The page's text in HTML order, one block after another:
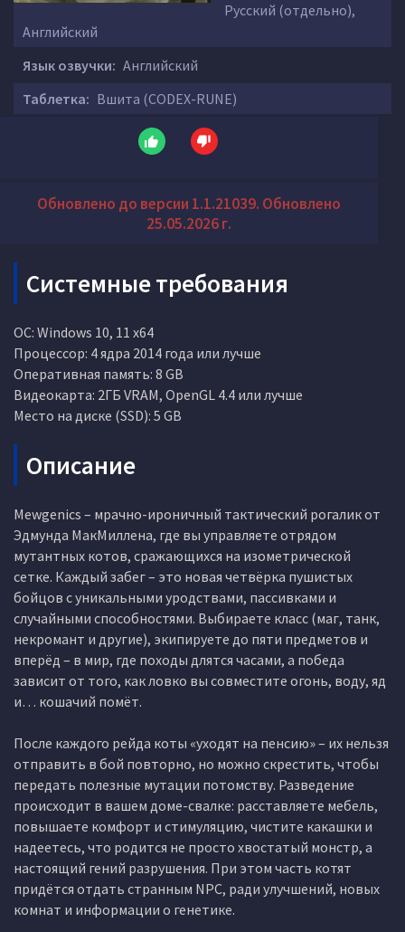
Русский (отдельно),
Английский
Язык озвучки: Английский
Таблетка: Вшита (CODEX-RUNE)
Обновлено до версии 1.1.21039. Обновлено
25.05.2026 г.
Системные требования
ОС: Windows 10, 11 x64
Процессор: 4 ядра 2014 года или лучше
Оперативная память: 8 GB
Видеокарта: 2ГБ VRAM, OpenGL 4.4 или лучше
Место на диске (SSD): 5 GB
Описание
Mewgenics – мрачно-ироничный тактический рогалик от
Эдмунда МакМиллена, где вы управляете отрядом
мутантных котов, сражающихся на изометрической
сетке. Каждый забег – это новая четвёрка пушистых
бойцов с уникальными уродствами, пассивками и
случайными способностями. Выбираете класс (маг, танк,
некромант и другие), экипируете до пяти предметов и
вперёд – в мир, где походы длятся часами, а победа
зависит от того, как ловко вы совместите огонь, воду, яд
и… кошачий помёт.
После каждого рейда коты «уходят на пенсию» – их нельзя
отправить в бой повторно, но можно скрестить, чтобы
передать полезные мутации потомству. Разведение
происходит в вашем доме-свалке: расставляете мебель,
повышаете комфорт и стимуляцию, чистите какашки и
надеетесь, что родится не просто хвостатый монстр, а
настоящий гений разрушения. При этом часть котят
придётся отдать странным NPC, ради улучшений, новых
комнат и информации о генетике.